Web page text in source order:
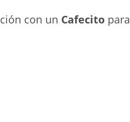
con un Cafecito para